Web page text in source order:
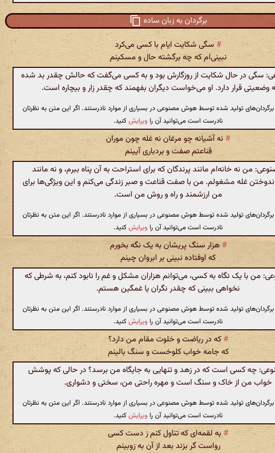
برگردان به زبان ساده
# سگی شکایت ایام با کسی می‌کرد
نبینی‌ام که چه برگشته حال و مسکینم
سگی در حال شکایت از روزگارش بود و به کسی می‌گفت که حالش چقدر بد شده
وضعیتی قرار دارد. او می‌خواست دیگران بفهمند که چقدر زار و بیچاره است.
برگردان‌های تولید شده توسط هوش مصنوعی در بسیاری از موارد نادرستند. اگر این متن به نظرتان
نادرست است می‌توانید آن را ویرایشکنید.
# نه آشیانه چو مرغان نه غله چون موران
قناعتم صفت و بردباری آیینم
من نه خانه‌ام مانند پرندگان که برای استراحت به آن پناه ببرم، و نه مانند
غله مشغولم. من با صفت قناعت و صبر زندگی می‌کنم و این ویژگی‌ها برای
من ارزشمند و راه و روش من است.
برگردان‌های تولید شده توسط هوش مصنوعی در بسیاری از موارد نادرستند. اگر این متن به نظرتان
نادرست است می‌توانید آن را ویرایشکنید.
#هزار سنگ پریشان به یک نگه بخورم
که اوفتاده نبینی بر ابروان چینم
من با یک نگاه به کسی، می‌توانم هزاران مشکل و غم را نابود کنم، به شرطی که
نخواهی ببینی که چقدر نگران یا غمگین هستم.
برگردان‌های تولید شده توسط هوش مصنوعی در بسیاری از موارد نادرستند. اگر این متن به نظرتان
نادرست است می‌توانید آن را ویرایشکنید.
# که در ریاضت و خلوت مقام من دارد؟
که جامه خواب کلوخست و سنگ بالینم
چه کسی است که در زهد و تنهایی به جایگاه من برسد؟ در حالی که پوشش
خواب من از خاک و سنگ است و مهره راحتی من، سختی و دشواری.
برگردان‌های تولید شده توسط هوش مصنوعی در بسیاری از موارد نادرستند. اگر این متن به نظرتان
نادرست است می‌توانید آن را ویرایشکنید.
#به لقمه‌ای که تناول کنم ز دست کسی
رواست گر بزند بعد از آن به زوبینم